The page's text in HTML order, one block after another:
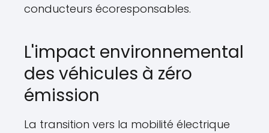
conducteurs écoresponsables.
L'impact environnemental
des véhicules à zéro
émission
La transition vers la mobilité électrique